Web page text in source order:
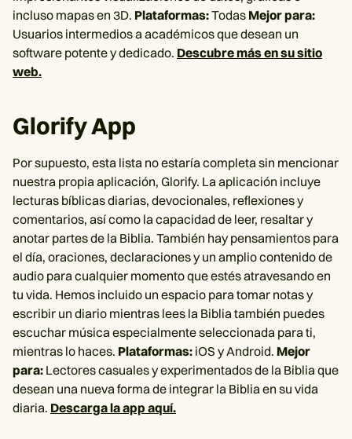
incluso mapas en 3D. Plataformas:Todas Mejor para:
Usuarios intermedios a académicos que desean un
software potente y dedicado. Descubre más en su sitio
web.
Glorify App
Por supuesto, esta lista no estaría completa sin mencionar
nuestra propia aplicación, Glorify. La aplicación incluye
lecturas bíblicas diarias, devocionales, reflexiones y
comentarios, así como la capacidad de leer, resaltar y
anotar partes de la Biblia. También hay pensamientos para
el día, oraciones, declaraciones y un amplio contenido de
audio para cualquier momento que estés atravesando en
tu vida. Hemos incluido un espacio para tomar notas y
escribir un diario mientras lees la Biblia también puedes
escuchar música especialmente seleccionada para ti,
mientras lo haces. Plataformas: iOS y Android. Mejor
para: Lectores casuales y experimentados de la Biblia que
desean una nueva forma de integrar la Biblia en su vida
diaria. Descarga la app aquí.